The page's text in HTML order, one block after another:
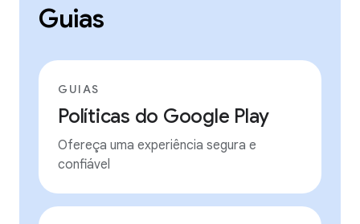
Guias
GUIAS
Políticas do Google Play
Ofereça uma experiência segura e
confiável